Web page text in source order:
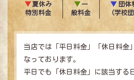
夏休み
特別料金
一
般料金
団体
(学校
当店では「平日料金」「休日料金
なっております。
平日でも「休日料金」に該当する